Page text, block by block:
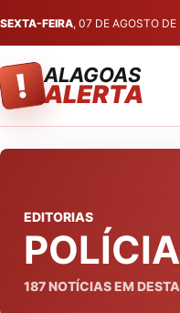
SEXTA-FEIRA, 07 DE AGOSTO
! ALAGOAS
ALERTA
EDITORIAS
POLÍCIA
187NOTÍCIAS EM